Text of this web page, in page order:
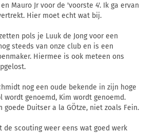
Mauro Jr voor de 'voorste 4'. Ik ga ervan
Hier moet echt wat bij.
pols je Luuk de Jong voor een
steeds van onze club en is een
Hiermee is ook meteen ons
nog een oude bekende in zijn hoge
wordt genoemd, Kim wordt genoemd.
goede Duitser a la GÖtze, niet zoals Fein.
de scouting weer eens wat goed werk